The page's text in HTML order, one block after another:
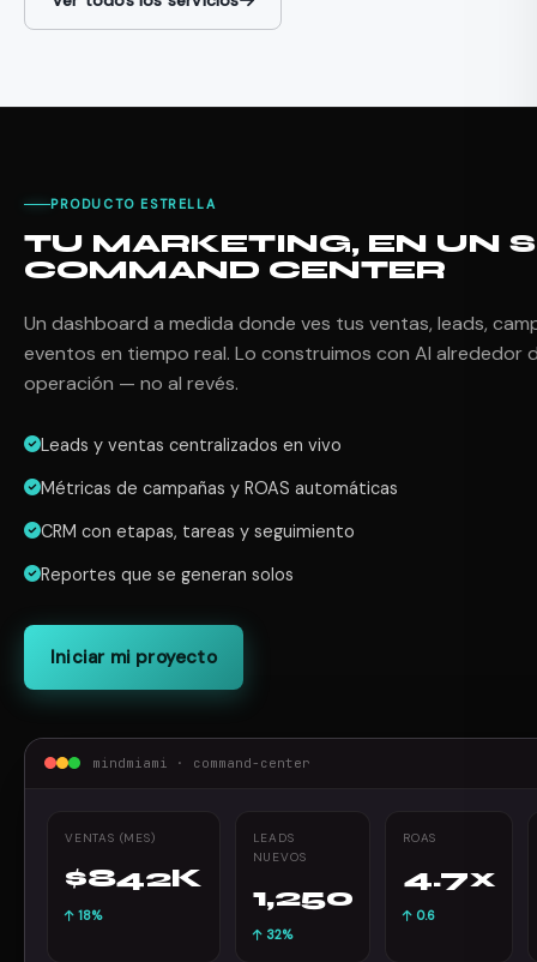
PRODUCTO ESTRELLA
TU MARKETING, EN UN
COMMAND CENTER
Un dashboard a medida donde ves tus ventas, leads,
eventos en tiempo real. Lo construimos con AI alrededor
operación — no al revés.
Leads y ventas centralizados en vivo
Métricas de campañas y ROAS automáticas
CRM con etapas, tareas y seguimiento
Reportes que se generan solos
Iniciar mi proyecto
mindmiami · command-center
VENTAS (MES)
$842K
18%
LEADS
NUEVOS
1,250
32%
ROAS
4.7x
0.6